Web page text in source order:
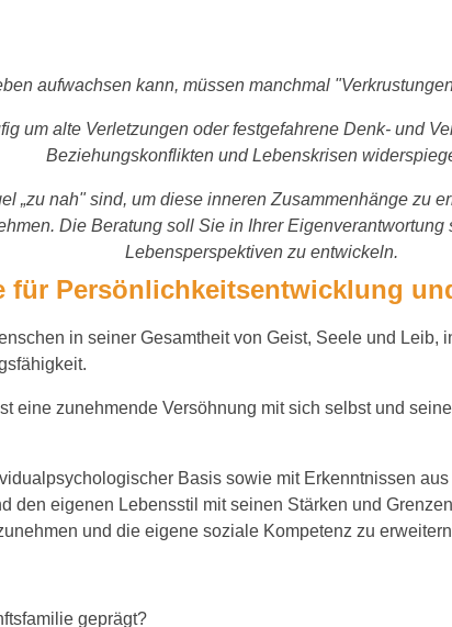
aufwachsen kann, müssen manchmal
um alte Verletzungen oder festgefahrene Denk- und
Beziehungskonflikten und Lebenskrisen
„zu nah" sind, um diese inneren Zusammenhänge zu
Die Beratung soll Sie in Ihrer
Lebensperspektiven zu entwickeln.
für Persönlichkeitsentwicklung
in seiner Gesamtheit von Geist, Seele und Leib,
eine zunehmende Versöhnung mit sich selbst und
Basis sowie mit Erkenntnissen
den eigenen Lebensstil mit seinen Stärken und
und die eigene soziale Kompetenz zu
geprägt?